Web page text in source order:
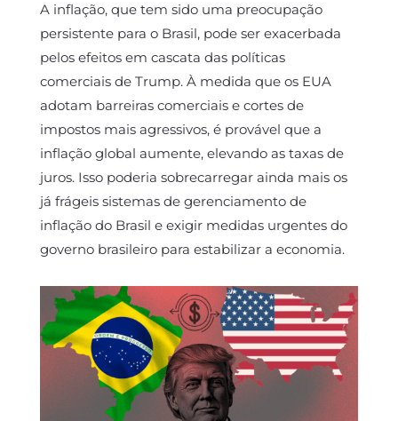
A inflação, que tem sido uma preocupação
persistente para o Brasil, pode ser exacerbada
pelos efeitos em cascata das políticas
comerciais de Trump. À medida que os EUA
adotam barreiras comerciais e cortes de
impostos mais agressivos, é provável que a
inflação global aumente, elevando as taxas de
juros. Isso poderia sobrecarregar ainda mais os
já frágeis sistemas de gerenciamento de
inflação do Brasil e exigir medidas urgentes do
governo brasileiro para estabilizar a economia.